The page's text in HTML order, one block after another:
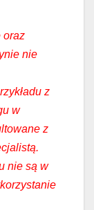
oraz
nie
z
w
z
nie są w